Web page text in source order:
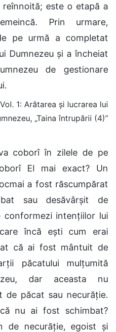
este o etapă a
Prin urmare,
pe urmă a completat
Dumnezeu și a încheiat
de gestionare
1: Arătarea și lucrarea lui
„Taina întrupării (4)”
coborî în zilele de pe
El mai exact? Un
a fost răscumpărat
sau desăvârșit de
conformezi intențiilor lui
încă ești cum erai
că ai fost mântuit de
păcatului mulțumită
dar aceasta nu
de păcat sau necurăție.
nu ai fost schimbat?
de necurăție, egoist și